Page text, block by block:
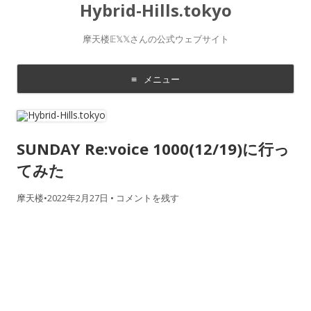
Hybrid-Hills.tokyo
摩天楼𝔼𝕏𝕏さんの公式ウェブサイト
メニュー
コ
ン
テ
に
移
動
す
SUNDAY Re:voice 1000(12/19)に行っ
てみた
摩天楼•2022年2月27日 • コメントを残す